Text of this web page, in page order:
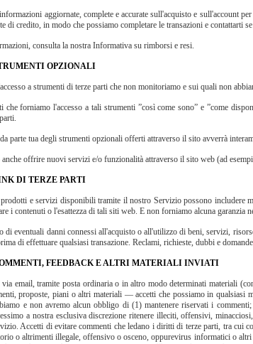
aggiornate, complete e accurate sull'acquisto e sull'account
di credito, in modo che possiamo completare le transazioni e contattarti
consulta la nostra Informativa su rimborsi e resi.
OPZIONALI
a strumenti di terze parti che non monitoriamo e sui quali non
che forniamo l'accesso a tali strumenti ”così come sono” e ”come
parte tua degli strumenti opzionali offerti attraverso il sito avverrà
offrire nuovi servizi e/o funzionalità attraverso il sito web (ad
DI TERZE PARTI
e servizi disponibili tramite il nostro Servizio possono
i contenuti o l'esattezza di tali siti web. E non forniamo alcuna
di eventuali danni connessi all'acquisto o all'utilizzo di beni, servizi,
di effettuare qualsiasi transazione. Reclami, richieste, dubbi e
FEEDBACK E ALTRI MATERIALI INVIATI
email, tramite posta ordinaria o in altro modo determinati materiali
proposte, piani o altri materiali — accetti che possiamo in qualsiasi
e non avremo alcun obbligo di (1) mantenere riservati i
a nostra esclusiva discrezione ritenere illeciti, offensivi,
Accetti di evitare commenti che ledano i diritti di terze parti, tra cui
o altrimenti illegale, offensivo o osceno, oppurevirus informatici o